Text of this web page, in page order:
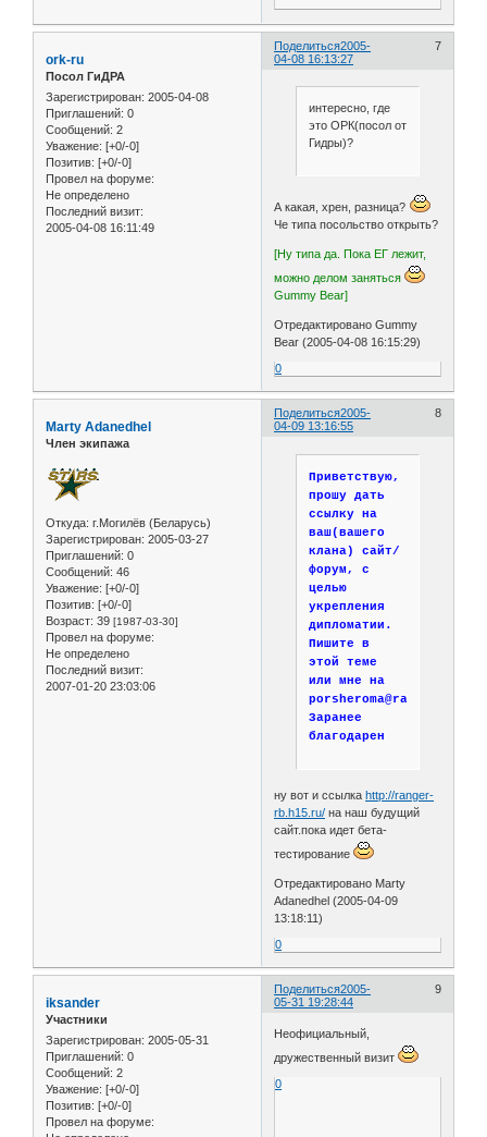
Поделиться 7
2005-
04-08 16:13:27
ork-ru
Посол ГиДРА
Зарегистрирован: 2005-04-08
Приглашений: 0
Сообщений: 2
Уважение: [+0/-0]
Позитив: [+0/-0]
Провел на форуме:
Не определено
Последний визит:
2005-04-08 16:11:49
интересно, где
это ОРК(посол от
Гидры)?
А какая, хрен, разница?
Че типа посольство открыть?
[Ну типа да. Пока ЕГ лежит,
можно делом заняться
Gummy Bear]
Отредактировано Gummy
Bear (2005-04-08 16:15:29)
0
Поделиться 8
2005-
04-09 13:16:55
Marty Adanedhel
Член экипажа
Откуда: г.Могилёв (Беларусь)
Зарегистрирован: 2005-03-27
Приглашений: 0
Сообщений: 46
Уважение: [+0/-0]
Позитив: [+0/-0]
Возраст: 39 [1987-03-30]
Провел на форуме:
Не определено
Последний визит:
2007-01-20 23:03:06
Приветствую,
прошу дать
ссылку на
ваш(вашего
клана) сайт/
форум, с
целью
укрепления
дипломатии.
Пишите в
этой теме
или мне на
porsheroma@rambler.ru
Заранее
благодарен
ну вот и ссылкаhttp://ranger-
rb.h15.ru/ на наш будущий
сайт.пока идет бета-
тестирование
Отредактировано Marty
Adanedhel (2005-04-09
13:18:11)
0
Поделиться 9
2005-
05-31 19:28:44
iksander
Участники
Зарегистрирован: 2005-05-31
Приглашений: 0
Сообщений: 2
Уважение: [+0/-0]
Позитив: [+0/-0]
Провел на форуме:
Неофициальный,
дружественный визит
0